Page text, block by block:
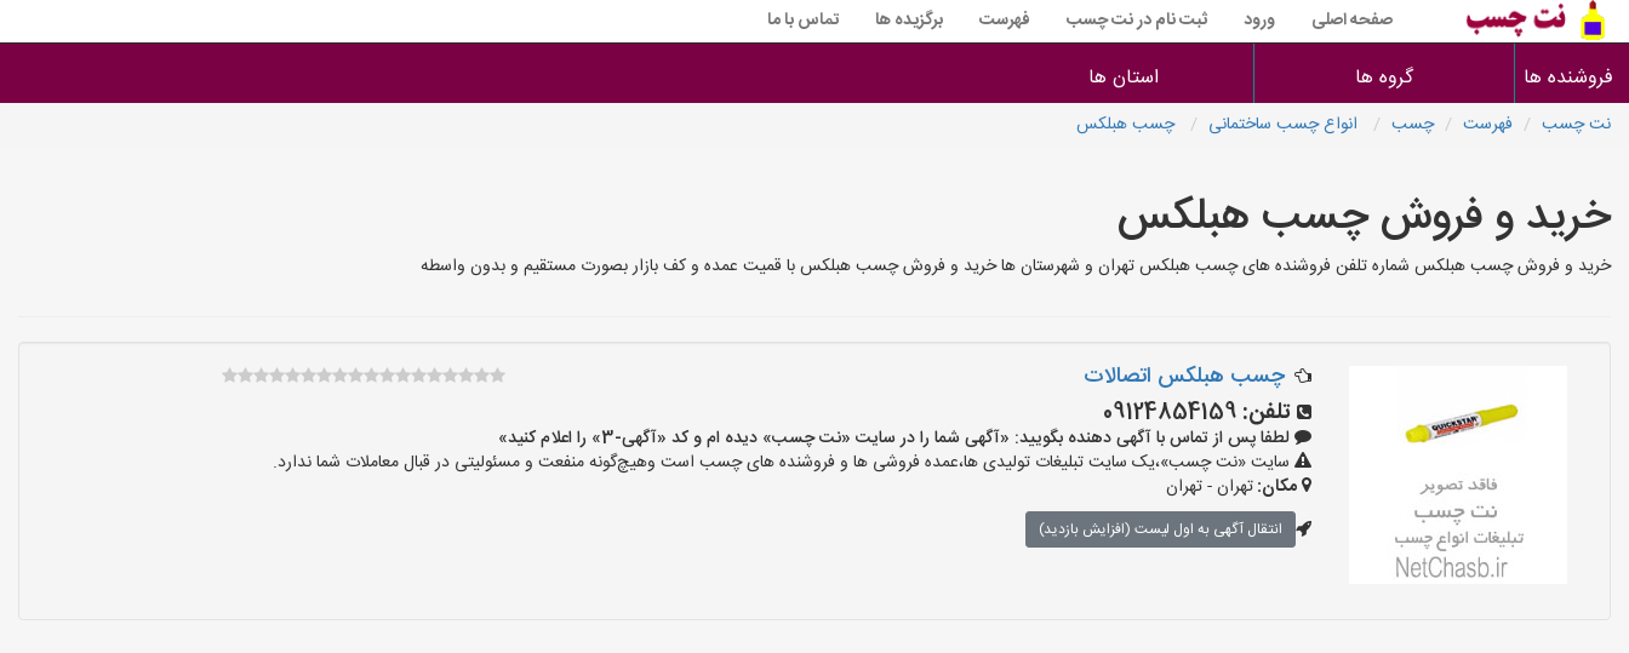
صفحه اصلی ورود ثبت نام در نت چسب فهرست برگزیده ها تماس با ما
فروشنده ها گروه ها استان ها
نت چسب فهرست چسب انواع چسب ساختمانی چسب هبلکس
خرید و فروش چسب هبلکس
خرید و فروش چسب هبلکس شماره تلفن فروشنده های چسب هبلکس تهران و شهرستان ها خرید و فروش چسب هبلکس با قمیت عمده و کف بازار بصورت مستقیم و بدون واسطه
چسب هبلکس اتصالات
تلفن: 09124854159
لطفا پس از تماس با آگهی دهنده بگویید: «آگهی شما را در سایت «نت چسب» دیده ام و کد «آگهی-3» را اعلام کنید»
سایت «نت چسب»،یک سایت تبلیغات تولیدی ها،عمده فروشی ها و فروشنده های چسب است وهیچ‌گونه منفعت و مسئولیتی در قبال معاملات شما ندارد.
مکان:تهران - تهران
انتقال آگهی به اول لیست (افزایش بازدید)